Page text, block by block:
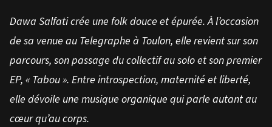
Dawa Salfati crée une folk douce et épurée. À l’occasion
de sa venue au Telegraphe à Toulon, elle revient sur son
parcours, son passage du collectif au solo et son premier
EP, « Tabou ». Entre introspection, maternité et liberté,
elle dévoile une musique organique qui parle autant au
cœur qu’au corps.